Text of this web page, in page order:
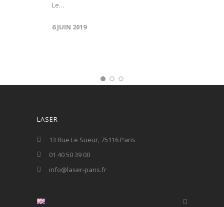
Le…
6 JUIN 2019
LASER
13 Rue Le Sueur, 75116 Paris
01 40 50 39 00
info@laser-paris.fr